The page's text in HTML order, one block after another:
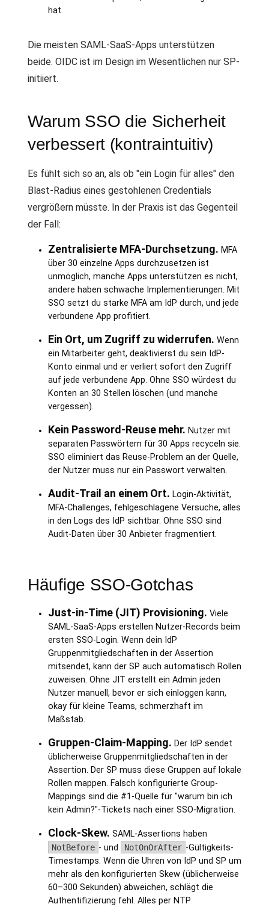
hat.
Die meisten SAML-SaaS-Apps unterstützen
beide. OIDC ist im Design im Wesentlichen nur SP-
initiiert.
Warum SSO die Sicherheit
verbessert (kontraintuitiv)
Es fühlt sich so an, als ob "ein Login für alles" den
Blast-Radius eines gestohlenen Credentials
vergrößern müsste. In der Praxis ist das Gegenteil
der Fall:
Zentralisierte MFA-Durchsetzung. MFA
über 30 einzelne Apps durchzusetzen ist
unmöglich, manche Apps unterstützen es nicht,
andere haben schwache Implementierungen. Mit
SSO setzt du starke MFA am IdP durch, und jede
verbundene App profitiert.
Ein Ort, um Zugriff zu widerrufen. Wenn
ein Mitarbeiter geht, deaktivierst du sein IdP-
Konto einmal und er verliert sofort den Zugriff
auf jede verbundene App. Ohne SSO würdest du
Konten an 30 Stellen löschen (und manche
vergessen).
Kein Password-Reuse mehr. Nutzer mit
separaten Passwörtern für 30 Apps recyceln sie.
SSO eliminiert das Reuse-Problem an der Quelle,
der Nutzer muss nur ein Passwort verwalten.
Audit-Trail an einem Ort. Login-Aktivität,
MFA-Challenges, fehlgeschlagene Versuche, alles
in den Logs des IdP sichtbar. Ohne SSO sind
Audit-Daten über 30 Anbieter fragmentiert.
Häufige SSO-Gotchas
Just-in-Time (JIT) Provisioning. Viele
SAML-SaaS-Apps erstellen Nutzer-Records beim
ersten SSO-Login. Wenn dein IdP
Gruppenmitgliedschaften in der Assertion
mitsendet, kann der SP auch automatisch Rollen
zuweisen. Ohne JIT erstellt ein Admin jeden
Nutzer manuell, bevor er sich einloggen kann,
okay für kleine Teams, schmerzhaft im
Maßstab.
Gruppen-Claim-Mapping. Der IdP sendet
üblicherweise Gruppenmitgliedschaften in der
Assertion. Der SP muss diese Gruppen auf lokale
Rollen mappen. Falsch konfigurierte Group-
Mappings sind die #1-Quelle für "warum bin ich
kein Admin?"-Tickets nach einer SSO-Migration.
Clock-Skew. SAML-Assertions haben
NotBefore - und NotOnOrAfter -Gültigkeits-
Timestamps. Wenn die Uhren von IdP und SP um
mehr als den konfigurierten Skew (üblicherweise
60–300 Sekunden) abweichen, schlägt die
Authentifizierung fehl. Alles per NTP